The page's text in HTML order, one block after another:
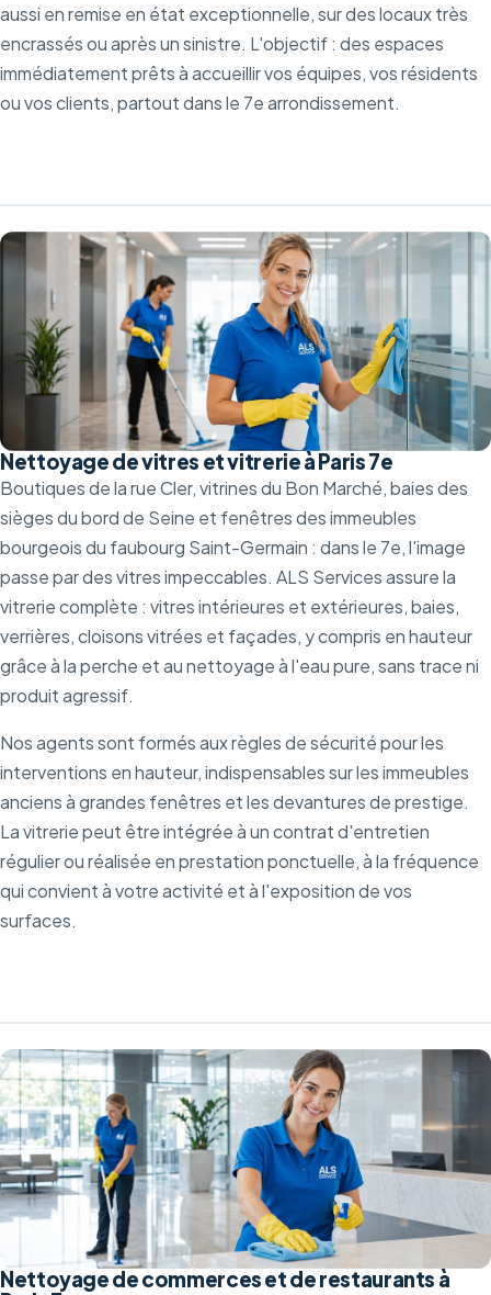
aussi en remise en état exceptionnelle, sur des locaux très
encrassés ou après un sinistre. L'objectif : des espaces
immédiatement prêts à accueillir vos équipes, vos résidents
ou vos clients, partout dans le 7e arrondissement.
Nettoyage de vitres et vitrerie à Paris 7e
Boutiques de la rue Cler, vitrines du Bon Marché, baies des
sièges du bord de Seine et fenêtres des immeubles
bourgeois du faubourg Saint-Germain : dans le 7e, l'image
passe par des vitres impeccables. ALS Services assure la
vitrerie complète : vitres intérieures et extérieures, baies,
verrières, cloisons vitrées et façades, y compris en hauteur
grâce à la perche et au nettoyage à l'eau pure, sans trace ni
produit agressif.
Nos agents sont formés aux règles de sécurité pour les
interventions en hauteur, indispensables sur les immeubles
anciens à grandes fenêtres et les devantures de prestige.
La vitrerie peut être intégrée à un contrat d'entretien
régulier ou réalisée en prestation ponctuelle, à la fréquence
qui convient à votre activité et à l'exposition de vos
surfaces.
Nettoyage de commerces et de restaurants à